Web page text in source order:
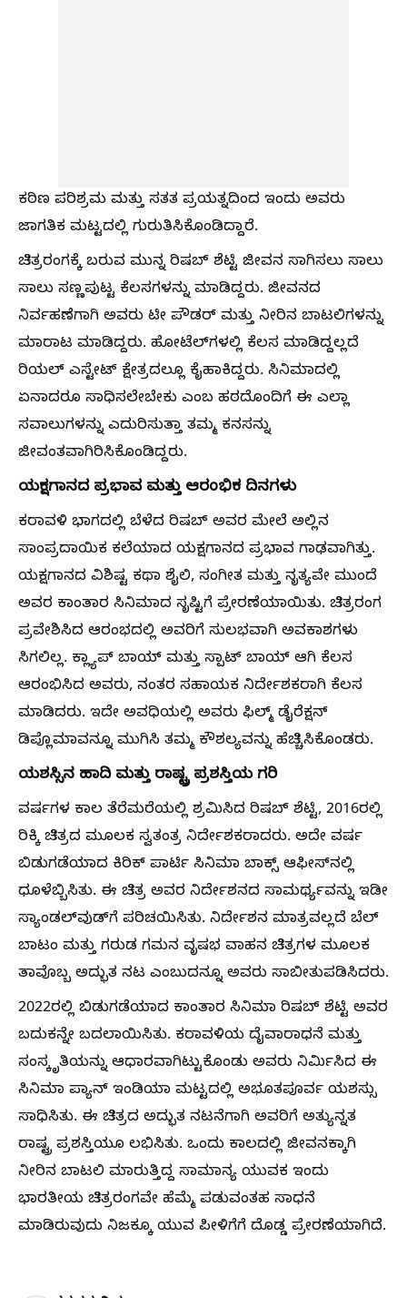
ಕಠಿಣ ಪರಿಶ್ರಮ ಮತ್ತು ಸತತ ಪ್ರಯತ್ನದಿಂದ ಇಂದು ಅವರು
ಜಾಗತಿಕ ಮಟ್ಟದಲ್ಲಿ ಗುರುತಿಸಿಕೊಂಡಿದ್ದಾರೆ.
ಚಿತ್ರರಂಗಕ್ಕೆ ಬರುವ ಮುನ್ನ ರಿಷಬ್ ಶೆಟ್ಟಿ ಜೀವನ ಸಾಗಿಸಲು ಸಾಲು
ಸಾಲು ಸಣ್ಣಪುಟ್ಟ ಕೆಲಸಗಳನ್ನು ಮಾಡಿದ್ದರು. ಜೀವನದ
ನಿರ್ವಹಣೆಗಾಗಿ ಅವರು ಟೀ ಪೌಡರ್ ಮತ್ತು ನೀರಿನ ಬಾಟಲಿಗಳನ್ನು
ಮಾರಾಟ ಮಾಡಿದ್ದರು. ಹೋಟೆಲ್‌ಗಳಲ್ಲಿ ಕೆಲಸ ಮಾಡಿದ್ದಲ್ಲದೆ
ರಿಯಲ್ ಎಸ್ಟೇಟ್ ಕ್ಷೇತ್ರದಲ್ಲೂ ಕೈಹಾಕಿದ್ದರು. ಸಿನಿಮಾದಲ್ಲಿ
ಏನಾದರೂ ಸಾಧಿಸಲೇಬೇಕು ಎಂಬ ಹಠದೊಂದಿಗೆ ಈ ಎಲ್ಲಾ
ಸವಾಲುಗಳನ್ನು ಎದುರಿಸುತ್ತಾ ತಮ್ಮ ಕನಸನ್ನು
ಜೀವಂತವಾಗಿರಿಸಿಕೊಂಡಿದ್ದರು.
ಯಕ್ಷಗಾನದ ಪ್ರಭಾವ ಮತ್ತು ಆರಂಭಿಕ ದಿನಗಳು
ಕರಾವಳಿ ಭಾಗದಲ್ಲಿ ಬೆಳೆದ ರಿಷಬ್ ಅವರ ಮೇಲೆ ಅಲ್ಲಿನ
ಸಾಂಪ್ರದಾಯಿಕ ಕಲೆಯಾದ ಯಕ್ಷಗಾನದ ಪ್ರಭಾವ ಗಾಢವಾಗಿತ್ತು.
ಯಕ್ಷಗಾನದ ವಿಶಿಷ್ಟ ಕಥಾ ಶೈಲಿ, ಸಂಗೀತ ಮತ್ತು ನೃತ್ಯವೇ ಮುಂದೆ
ಅವರ ಕಾಂತಾರ ಸಿನಿಮಾದ ಸೃಷ್ಟಿಗೆ ಪ್ರೇರಣೆಯಾಯಿತು. ಚಿತ್ರರಂಗ
ಪ್ರವೇಶಿಸಿದ ಆರಂಭದಲ್ಲಿ ಅವರಿಗೆ ಸುಲಭವಾಗಿ ಅವಕಾಶಗಳು
ಸಿಗಲಿಲ್ಲ. ಕ್ಲ್ಯಾಪ್ ಬಾಯ್ ಮತ್ತು ಸ್ಪಾಟ್ ಬಾಯ್ ಆಗಿ ಕೆಲಸ
ಆರಂಭಿಸಿದ ಅವರು, ನಂತರ ಸಹಾಯಕ ನಿರ್ದೇಶಕರಾಗಿ ಕೆಲಸ
ಮಾಡಿದರು. ಇದೇ ಅವಧಿಯಲ್ಲಿ ಅವರು ಫಿಲ್ಮ್ ಡೈರೆಕ್ಷನ್
ಡಿಪ್ಲೊಮಾವನ್ನೂ ಮುಗಿಸಿ ತಮ್ಮ ಕೌಶಲ್ಯವನ್ನು ಹೆಚ್ಚಿಸಿಕೊಂಡರು.
ಯಶಸ್ಸಿನ ಹಾದಿ ಮತ್ತು ರಾಷ್ಟ್ರ ಪ್ರಶಸ್ತಿಯ ಗರಿ
ವರ್ಷಗಳ ಕಾಲ ತೆರೆಮರೆಯಲ್ಲಿ ಶ್ರಮಿಸಿದ ರಿಷಬ್ ಶೆಟ್ಟಿ, 2016ರಲ್ಲಿ
ರಿಕ್ಕಿ ಚಿತ್ರದ ಮೂಲಕ ಸ್ವತಂತ್ರ ನಿರ್ದೇಶಕರಾದರು. ಅದೇ ವರ್ಷ
ಬಿಡುಗಡೆಯಾದ ಕಿರಿಕ್ ಪಾರ್ಟಿ ಸಿನಿಮಾ ಬಾಕ್ಸ್ ಆಫೀಸ್‌ನಲ್ಲಿ
ಧೂಳೆಬ್ಬಿಸಿತು. ಈ ಚಿತ್ರ ಅವರ ನಿರ್ದೇಶನದ ಸಾಮರ್ಥ್ಯವನ್ನು ಇಡೀ
ಸ್ಯಾಂಡಲ್‌ವುಡ್‌ಗೆ ಪರಿಚಯಿಸಿತು. ನಿರ್ದೇಶನ ಮಾತ್ರವಲ್ಲದೆ ಬೆಲ್
ಬಾಟಂ ಮತ್ತು ಗರುಡ ಗಮನ ವೃಷಭ ವಾಹನ ಚಿತ್ರಗಳ ಮೂಲಕ
ತಾವೊಬ್ಬ ಅದ್ಭುತ ನಟ ಎಂಬುದನ್ನೂ ಅವರು ಸಾಬೀತುಪಡಿಸಿದರು.
2022ರಲ್ಲಿ ಬಿಡುಗಡೆಯಾದ ಕಾಂತಾರ ಸಿನಿಮಾ ರಿಷಬ್ ಶೆಟ್ಟಿ ಅವರ
ಬದುಕನ್ನೇ ಬದಲಾಯಿಸಿತು. ಕರಾವಳಿಯ ದೈವಾರಾಧನೆ ಮತ್ತು
ಸಂಸ್ಕೃತಿಯನ್ನು ಆಧಾರವಾಗಿಟ್ಟುಕೊಂಡು ಅವರು ನಿರ್ಮಿಸಿದ ಈ
ಸಿನಿಮಾ ಪ್ಯಾನ್ ಇಂಡಿಯಾ ಮಟ್ಟದಲ್ಲಿ ಅಭೂತಪೂರ್ವ ಯಶಸ್ಸು
ಸಾಧಿಸಿತು. ಈ ಚಿತ್ರದ ಅದ್ಭುತ ನಟನೆಗಾಗಿ ಅವರಿಗೆ ಅತ್ಯುನ್ನತ
ರಾಷ್ಟ್ರ ಪ್ರಶಸ್ತಿಯೂ ಲಭಿಸಿತು. ಒಂದು ಕಾಲದಲ್ಲಿ ಜೀವನಕ್ಕಾಗಿ
ನೀರಿನ ಬಾಟಲಿ ಮಾರುತ್ತಿದ್ದ ಸಾಮಾನ್ಯ ಯುವಕ ಇಂದು
ಭಾರತೀಯ ಚಿತ್ರರಂಗವೇ ಹೆಮ್ಮೆ ಪಡುವಂತಹ ಸಾಧನೆ
ಮಾಡಿರುವುದು ನಿಜಕ್ಕೂ ಯುವ ಪೀಳಿಗೆಗೆ ದೊಡ್ಡ ಪ್ರೇರಣೆಯಾಗಿದೆ.